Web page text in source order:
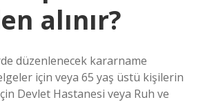
alınır?
düzenlenecek kararname
için veya 65 yaş üstü kişilerin
Devlet Hastanesi veya Ruh ve